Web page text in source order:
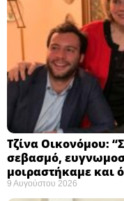
Τζίνα Οικονόμου:
σεβασμό,
μοιραστήκαμε και
9 Αυγούστου 2026